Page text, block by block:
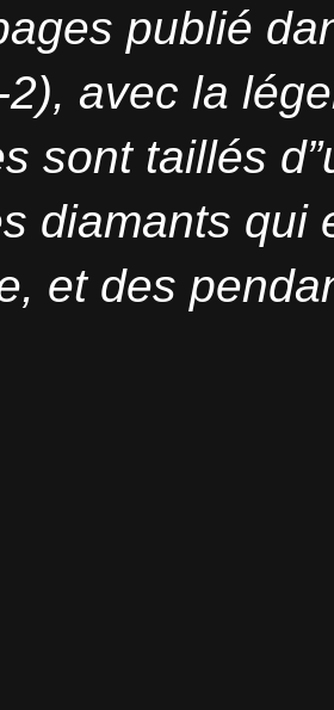
publié
avec la
sont taillés
diamants qui
et des